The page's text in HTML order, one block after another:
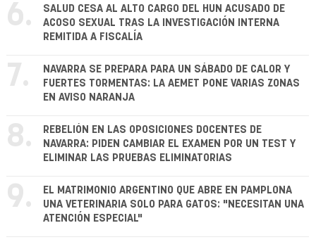
6.
SALUD CESA AL ALTO CARGO DEL HUN ACUSADO DE
ACOSO SEXUAL TRAS LA INVESTIGACIÓN INTERNA
REMITIDA A FISCALÍA
7.
NAVARRA SE PREPARA PARA UN SÁBADO DE CALOR Y
FUERTES TORMENTAS: LA AEMET PONE VARIAS ZONAS
EN AVISO NARANJA
8.
REBELIÓN EN LAS OPOSICIONES DOCENTES DE
NAVARRA: PIDEN CAMBIAR EL EXAMEN POR UN TEST Y
ELIMINAR LAS PRUEBAS ELIMINATORIAS
9.
EL MATRIMONIO ARGENTINO QUE ABRE EN PAMPLONA
UNA VETERINARIA SOLO PARA GATOS: "NECESITAN UNA
ATENCIÓN ESPECIAL"